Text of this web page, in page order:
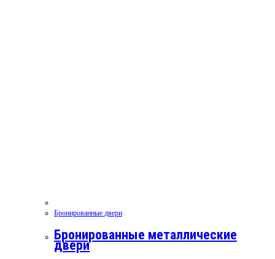
Бронированные двери
Бронированные металлические
двери